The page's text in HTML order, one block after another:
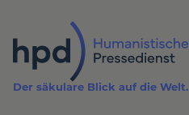
Inhalt
Der säkulare Blick auf die Welt.